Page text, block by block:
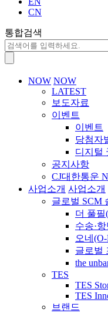
CN
통합검색
NOW NOW
LATEST
보도자료
이벤트
이벤트
당첨자
디지털
공지사항
CJ대한통운
사업소개 사업소개
글로벌 SCM
더 풀필
수송·
오네
글로벌
the
TES
TES
TES
브랜드